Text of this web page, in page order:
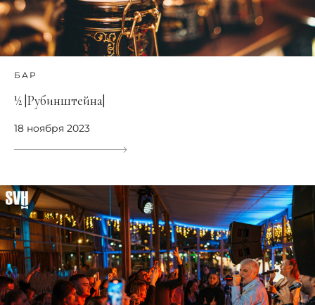
БАР
½ |Рубинштейна|
18 ноября 2023